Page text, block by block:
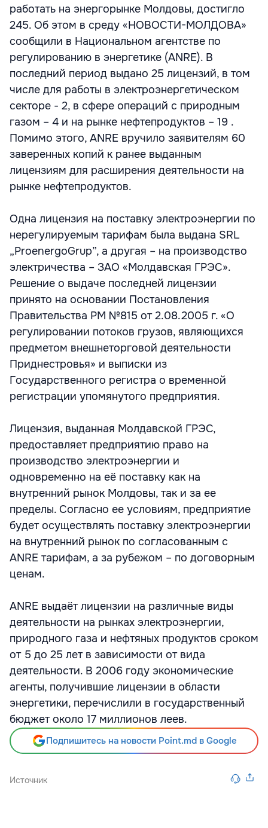
работать на энергорынке Молдовы, достигло
245. Об этом в среду «НОВОСТИ-МОЛДОВА»
сообщили в Национальном агентстве по
регулированию в энергетике (ANRE). В
последний период выдано 25 лицензий, в том
числе для работы в электроэнергетическом
секторе - 2, в сфере операций с природным
газом – 4 и на рынке нефтепродуктов – 19 .
Помимо этого, ANRE вручило заявителям 60
заверенных копий к ранее выданным
лицензиям для расширения деятельности на
рынке нефтепродуктов.
Одна лицензия на поставку электроэнергии по
нерегулируемым тарифам была выдана SRL
„ProenergoGrup”, а другая – на производство
электричества – ЗАО «Молдавская ГРЭС».
Решение о выдаче последней лицензии
принято на основании Постановления
Правительства РМ №815 от 2.08.2005 г. «О
регулировании потоков грузов, являющихся
предметом внешнеторговой деятельности
Приднестровья» и выписки из
Государственного регистра о временной
регистрации упомянутого предприятия.
Лицензия, выданная Молдавской ГРЭС,
предоставляет предприятию право на
производство электроэнергии и
одновременно на её поставку как на
внутренний рынок Молдовы, так и за ее
пределы. Согласно ее условиям, предприятие
будет осуществлять поставку электроэнергии
на внутренний рынок по согласованным с
ANRE тарифам, а за рубежом – по договорным
ценам.
ANRE выдаёт лицензии на различные виды
деятельности на рынках электроэнергии,
природного газа и нефтяных продуктов сроком
от 5 до 25 лет в зависимости от вида
деятельности. В 2006 году экономические
агенты, получившие лицензии в области
энергетики, перечислили в государственный
бюджет около 17 миллионов леев.
Подпишитесь на новости Point.md в Google
Источник